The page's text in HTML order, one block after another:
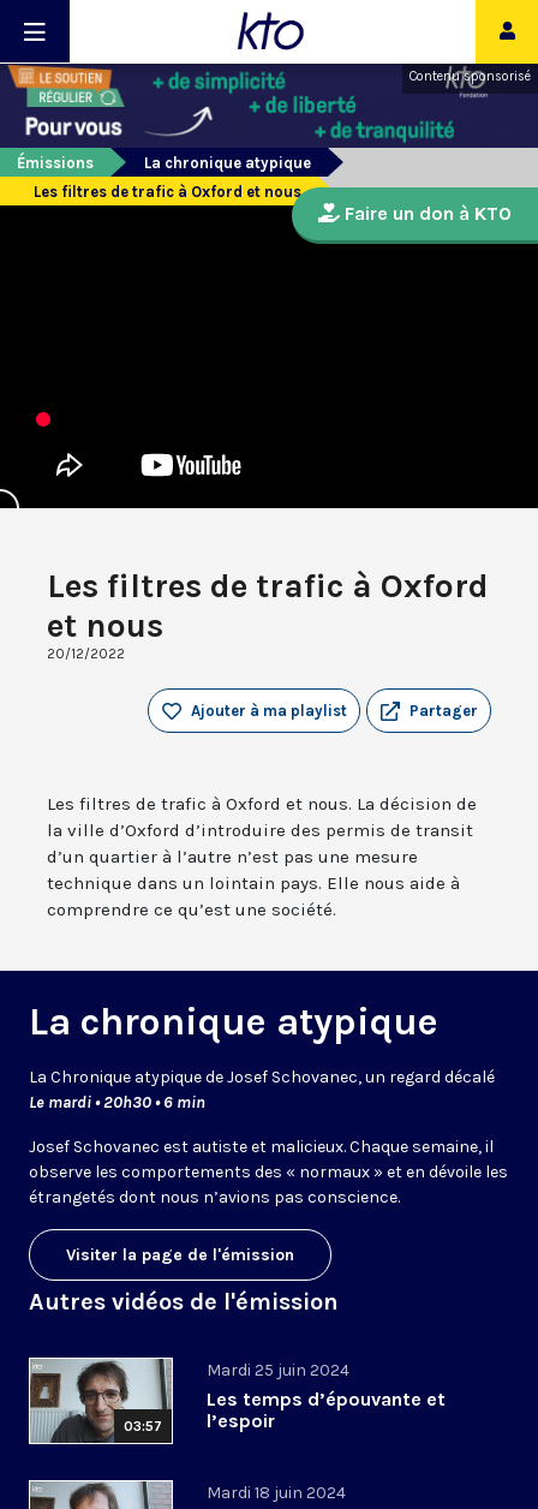
Contenu sponsorisé
Émissions
La chronique atypique
Les filtres de trafic à Oxford et nous
Les filtres de trafic à Oxford
et nous
20/12/2022
Partager
Ajouter à ma playlist
Les filtres de trafic à Oxford et nous. La décision de
la ville d’Oxford d’introduire des permis de transit
d’un quartier à l’autre n’est pas une mesure
technique dans un lointain pays. Elle nous aide à
comprendre ce qu’est une société.
La chronique atypique
La Chronique atypique de Josef Schovanec, un regard décalé
Le mardi • 20h30 • 6 min
Josef Schovanec est autiste et malicieux. Chaque semaine, il
observe les comportements des « normaux » et en dévoile les
étrangetés dont nous n’avions pas conscience.
Visiter la page de l'émission
Autres vidéos de l'émission
03:57
Mardi 25 juin 2024
Les temps d’épouvante et
l’espoir
Mardi 18 juin 2024
Faire un don à KTO